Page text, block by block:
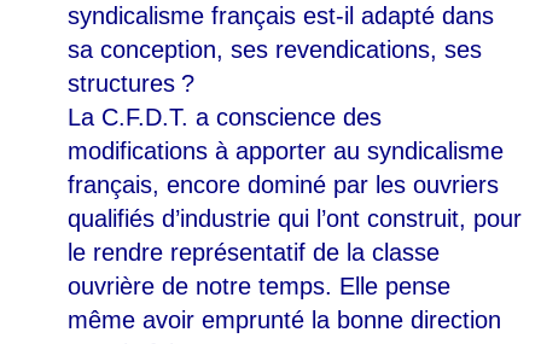
syndicalisme français est-il adapté dans
sa conception, ses revendications, ses
structures ?
La C.F.D.T. a conscience des
modifications à apporter au syndicalisme
français, encore dominé par les ouvriers
qualifiés d’industrie qui l’ont construit, pour
le rendre représentatif de la classe
ouvrière de notre temps. Elle pense
même avoir emprunté la bonne direction